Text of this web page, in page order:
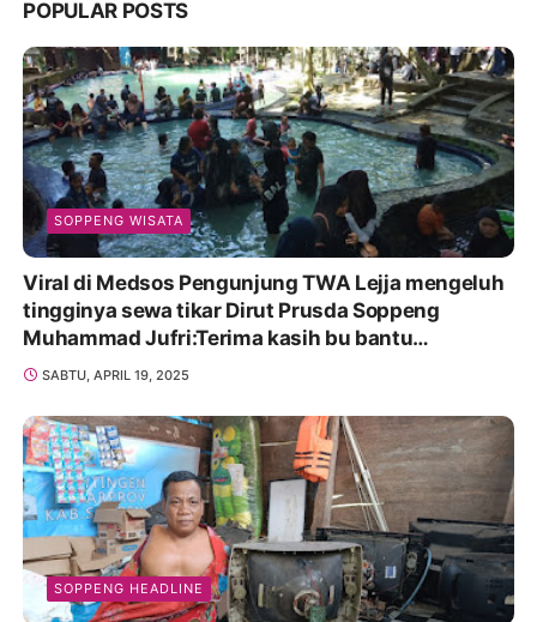
POPULAR POSTS
SOPPENG WISATA
Viral di Medsos Pengunjung TWA Lejja mengeluh
tingginya sewa tikar Dirut Prusda Soppeng
Muhammad Jufri:Terima kasih bu bantu
Promosikan
SABTU, APRIL 19, 2025
SOPPENG HEADLINE